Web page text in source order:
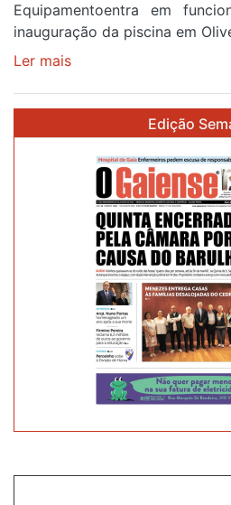
Equipamentoentra em
inauguração da piscina em
Ler mais
Avintes
abre
este
sábado
Edição